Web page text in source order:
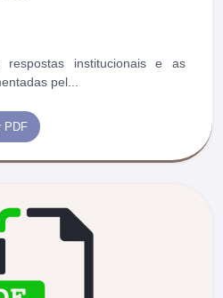
institucionais e as
pel...
PDF